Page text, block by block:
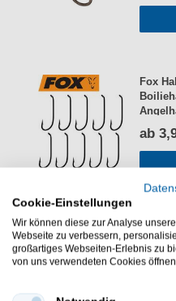
Fox
ab
Fox
Cookie-Einstellungen
Wir können diese zur Analyse
Webseite zu verbessern,
großartiges Webseiten-Erlebnis zu
von uns verwendeten Cookies